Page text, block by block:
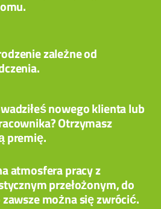
zależne od
nowego klienta lub
Otrzymasz
premię.
atmosfera pracy z
przełożonym, do
można się zwrócić.